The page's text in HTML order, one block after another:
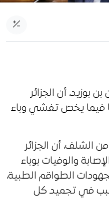
بوزيد، أن الجزائر
فيما يخص تفشي وباء
من الشلف، أن الجزائر
والوفيات بوباء
بفضل مجهودات الطواقم الطبية،
في تجميد كل